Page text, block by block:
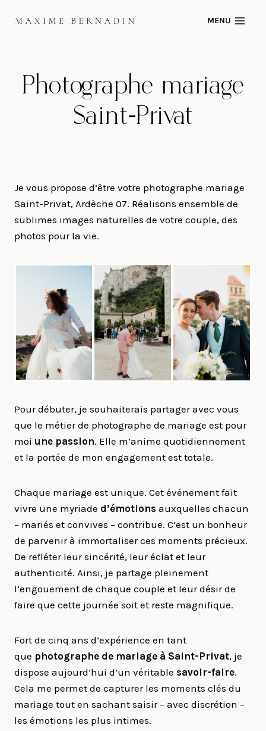
MENU
Photographe mariage
Saint-Privat
Je vous propose d’être votre photographe mariage
Saint-Privat, Ardèche 07. Réalisons ensemble de
sublimes images naturelles de votre couple, des
photos pour la vie.
Pour débuter, je souhaiterais partager avec vous
que le métier de photographe de mariage est pour
moi une passion. Elle m’anime quotidiennement
et la portée de mon engagement est totale.
Chaque mariage est unique. Cet événement fait
vivre une myriade d’émotions auxquelles chacun
– mariés et convives – contribue. C’est un bonheur
de parvenir à immortaliser ces moments précieux.
De refléter leur sincérité, leur éclat et leur
authenticité. Ainsi, je partage pleinement
l’engouement de chaque couple et leur désir de
faire que cette journée soit et reste magnifique.
Fort de cinq ans d’expérience en tant
que photographe de mariage à Saint-Privat, je
dispose aujourd’hui d’un véritable savoir-faire.
Cela me permet de capturer les moments clés du
mariage tout en sachant saisir – avec discrétion –
les émotions les plus intimes.